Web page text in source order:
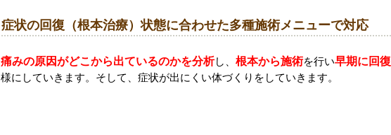
症状の回復（根本治療）状態に合わせた多種施術メニューで対応
痛みの原因がどこから出ているのかを分析し、 根本から施術を行い早期に回復
様にしていきます。そして、症状が出にくい体づくりをしていきます。